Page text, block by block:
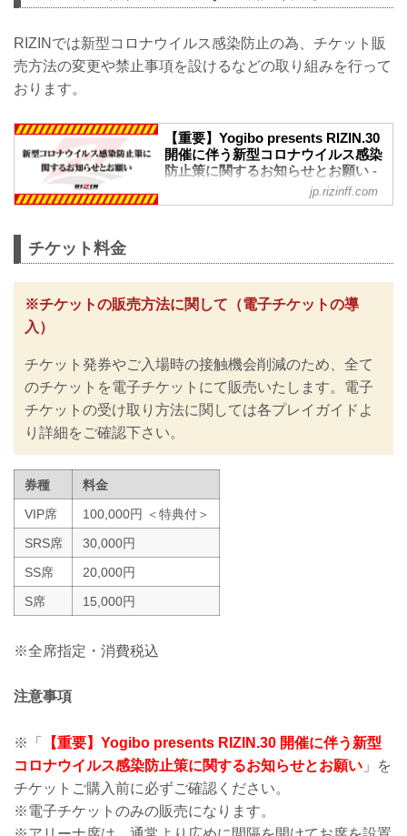
RIZINでは新型コロナウイルス感染防止の為、チケット販
売方法の変更や禁止事項を設けるなどの取り組みを行って
おります。
【重要】Yogibo presents RIZIN.30
開催に伴う新型コロナウイルス感染
防止策に関するお知らせとお願い -
RIZIN FIGHTING FEDERATION オ
フィシャルサイト
い。
RIZINではイベント開催に際し、日本スポ
ーツ協会が作成した「スポーツイベント
の再開に向けた感染拡大予防ガイドライ
コロナウイルス感染防止の為のチケット
の販売方法の変更や入退場規制の実施、
また禁止事項を設けるなど、新たな取り
組みを行いますのでご案内いたします。
皆さまには大変ご不便をおかけいたしま
すが、安心してご来場・ご観戦いただけ
ますよう努めてまいりますので、...
jp.rizinff.com
チケット料金
※チケットの販売方法に関して（電子チケットの導
入）
チケット発券やご入場時の接触機会削減のため、全て
のチケットを電子チケットにて販売いたします。電子
チケットの受け取り方法に関しては各プレイガイドよ
り詳細をご確認下さい。
券種
料金
VIP席
100,000円 ＜特典付＞
SRS席
30,000円
SS席
20,000円
S席
15,000円
※全席指定・消費税込
注意事項
※「
【重要】Yogibo presents RIZIN.30 開催に伴う新型
コロナウイルス感染防止策に関するお知らせとお願い 」を
チケットご購入前に必ずご確認ください。
※電子チケットのみの販売になります。